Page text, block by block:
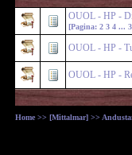
OUOL - HP -
[Pagina: 2 3 4 ...
OUOL - HP -
OUOL - HP -
Home >> [Mittalmar] >>